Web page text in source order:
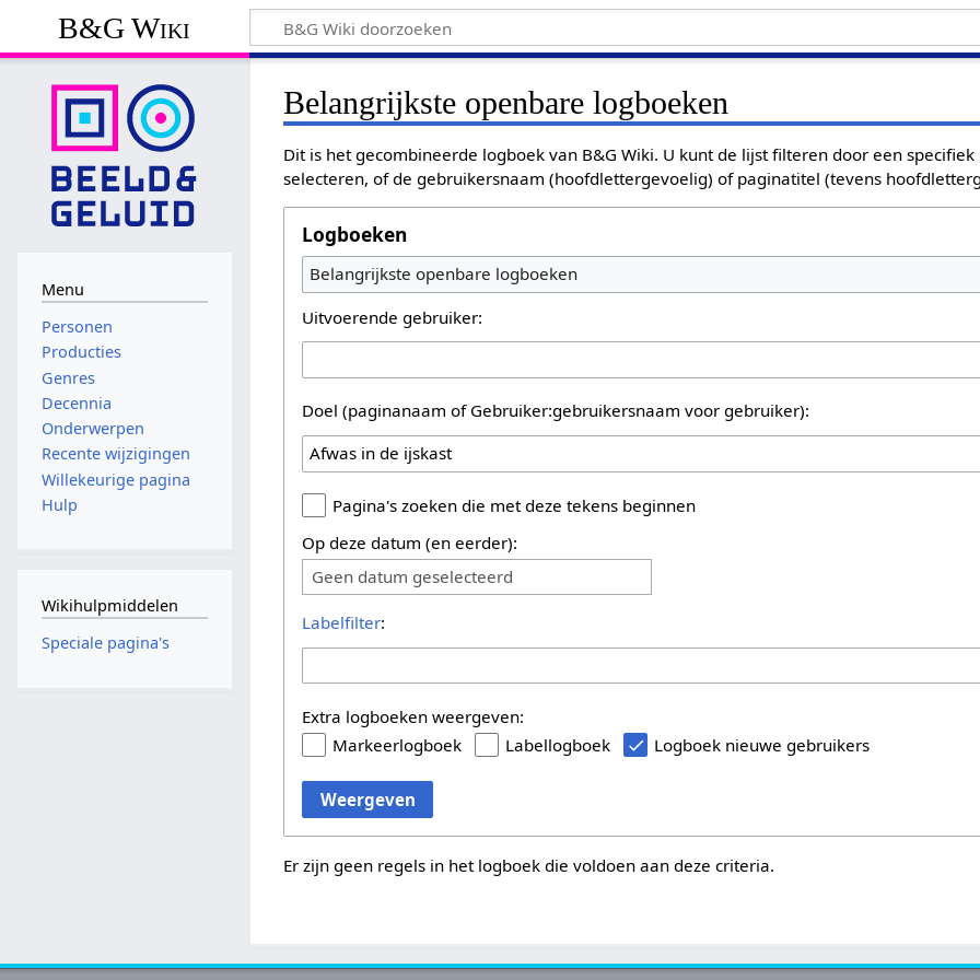
B&G Wiki
Belangrijkste openbare logboeken
Dit is het gecombineerde logboek van B&G Wiki. U kunt de lijst filteren door een
selecteren, of de gebruikersnaam (hoofdlettergevoelig) of paginatitel (tevens
Logboeken
Belangrijkste openbare logboeken
Uitvoerende gebruiker:
Doel (paginanaam of Gebruiker:gebruikersnaam voor gebruiker):
Pagina's zoeken die met deze tekens beginnen
Op deze datum (en eerder):
Geen datum geselecteerd
Labelfilter:
Extra logboeken weergeven:
Markeerlogboek
Labellogboek Logboek nieuwe gebruikers
Weergeven
Er zijn geen regels in het logboek die voldoen aan deze criteria.
Menu
Personen
Producties
Genres
Decennia
Onderwerpen
Recente wijzigingen
Willekeurige pagina
Hulp
Wikihulpmiddelen
Speciale pagina's